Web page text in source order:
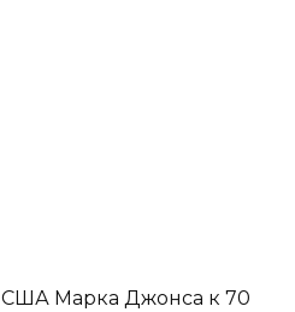
Марка Джонса к 70